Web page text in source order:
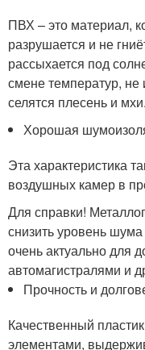
ПВХ – это материал,
разрушается и не
рассыхается под
смене температур,
селятся плесень и мхи.
Хорошая
Эта характеристика
воздушных камер в
Для справки!
снизить уровень
очень актуально для
автомагистралями и
Прочность и
Качественный
элементами,